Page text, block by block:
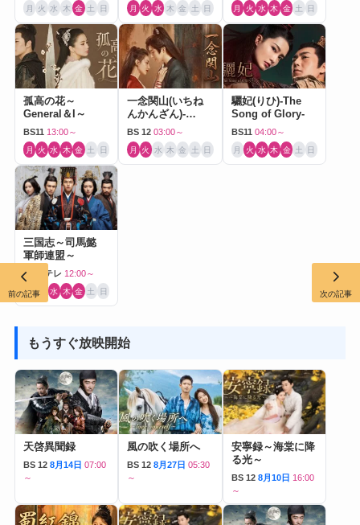
月 火 水 木 金 土 日 月 火 水 木 金 土 日 月 火 水 木 金 土 日
孤高の花～
General＆I～
BS11 13:00～
月 火 水 木 金 土 日
一念関山(いちね
んかんざん)-
Journey to Love-
BS 12 03:00～
月 火 水 木 金 土 日
驪妃(りひ)-The
Song of Glory-
BS11 04:00～
月 火 水 木 金 土 日
三国志～司馬懿
軍師連盟～
BS日テレ 12:00～
月 火 水 木 金 土 日
もうすぐ放映開始
天啓異聞録
BS 12 8月14日 07:00
～
風の吹く場所へ
BS 12 8月27日 05:30
～
安寧録～海棠に降
る光～
BS 12 8月10日 16:00
～
前の記事 次の記事